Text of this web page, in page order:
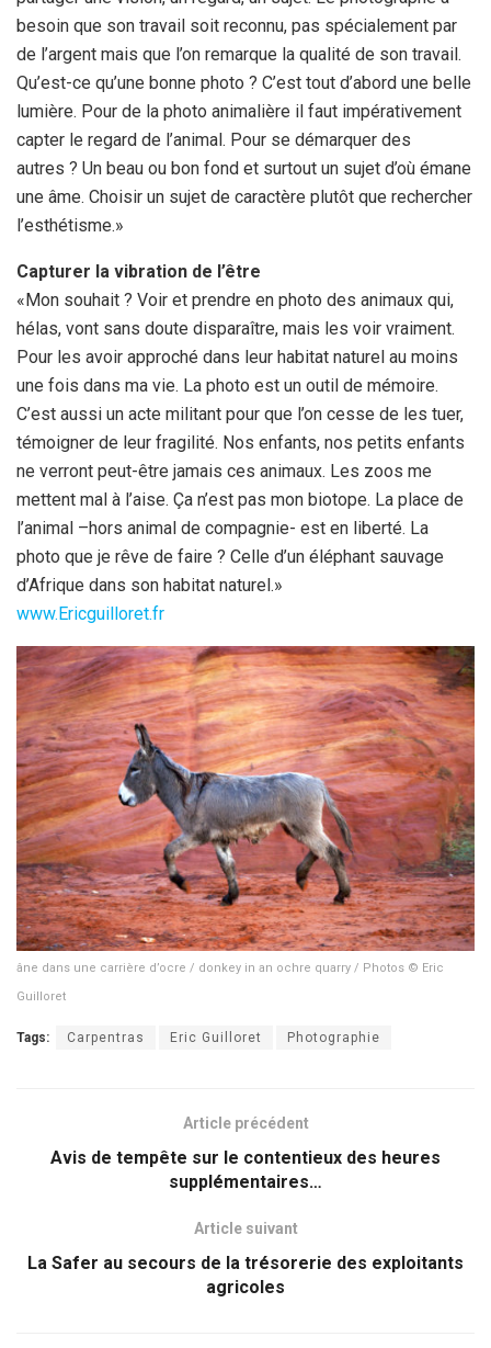
besoin que son travail soit reconnu, pas spécialement par
de l’argent mais que l’on remarque la qualité de son travail.
Qu’est-ce qu’une bonne photo ? C’est tout d’abord une belle
lumière. Pour de la photo animalière il faut impérativement
capter le regard de l’animal. Pour se démarquer des
autres ? Un beau ou bon fond et surtout un sujet d’où émane
une âme. Choisir un sujet de caractère plutôt que rechercher
l’esthétisme.»
Capturer la vibration de l’être
«Mon souhait ? Voir et prendre en photo des animaux qui,
hélas, vont sans doute disparaître, mais les voir vraiment.
Pour les avoir approché dans leur habitat naturel au moins
une fois dans ma vie. La photo est un outil de mémoire.
C’est aussi un acte militant pour que l’on cesse de les tuer,
témoigner de leur fragilité. Nos enfants, nos petits enfants
ne verront peut-être jamais ces animaux. Les zoos me
mettent mal à l’aise. Ça n’est pas mon biotope. La place de
l’animal –hors animal de compagnie- est en liberté. La
photo que je rêve de faire ? Celle d’un éléphant sauvage
d’Afrique dans son habitat naturel.»
www.Ericguilloret.fr
âne dans une carrière d’ocre / donkey in an ochre quarry / Photos © Eric
Guilloret
Tags: Carpentras Eric Guilloret Photographie
Article précédent
Avis de tempête sur le contentieux des heures
supplémentaires…
Article suivant
La Safer au secours de la trésorerie des exploitants
agricoles